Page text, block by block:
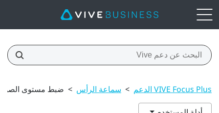
VIVE Focus Plus الدعم > سماعة الرأس > ضبط مستوى